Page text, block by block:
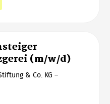
(m/w/d)
& Co. KG –